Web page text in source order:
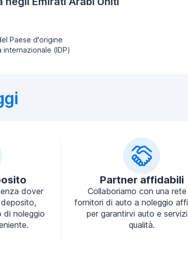
Paese d'origine
internazionale (IDP)
dover
di noleggio
Partner affidabili
Collaboriamo con una
fornitori di auto a noleggio
per garantirvi auto e
qualità.